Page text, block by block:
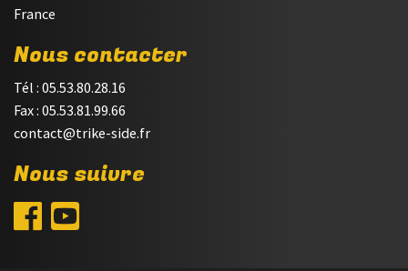
France
Nous contacter
Tél : 05.53.80.28.16
Fax : 05.53.81.99.66
contact@trike-side.fr
Nous suivre